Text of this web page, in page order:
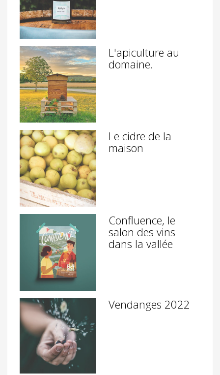
L'apiculture au
domaine.
Le cidre de la
maison
Confluence, le
salon des vins
dans la vallée
Vendanges 2022